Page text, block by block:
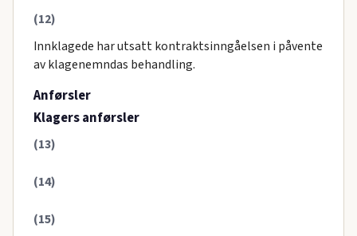
(12)
Innklagede har utsatt kontraktsinngåelsen i påvente
av klagenemndas behandling.
Anførsler
Klagers anførsler
(13)
(14)
(15)